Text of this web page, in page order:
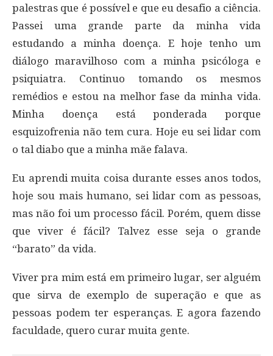
palestras que é possível e que eu desafio a ciência.
Passei uma grande parte da minha vida
estudando a minha doença. E hoje tenho um
diálogo maravilhoso com a minha psicóloga e
psiquiatra. Continuo tomando os mesmos
remédios e estou na melhor fase da minha vida.
Minha doença está ponderada porque
esquizofrenia não tem cura. Hoje eu sei lidar com
o tal diabo que a minha mãe falava.
Eu aprendi muita coisa durante esses anos todos,
hoje sou mais humano, sei lidar com as pessoas,
mas não foi um processo fácil. Porém, quem disse
que viver é fácil? Talvez esse seja o grande
“barato” da vida.
Viver pra mim está em primeiro lugar, ser alguém
que sirva de exemplo de superação e que as
pessoas podem ter esperanças. E agora fazendo
faculdade, quero curar muita gente.